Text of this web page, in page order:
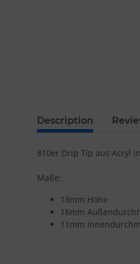
Description
810er Drip Tip aus Acryl
Maße:
18mm Höhe
16mm
11mm